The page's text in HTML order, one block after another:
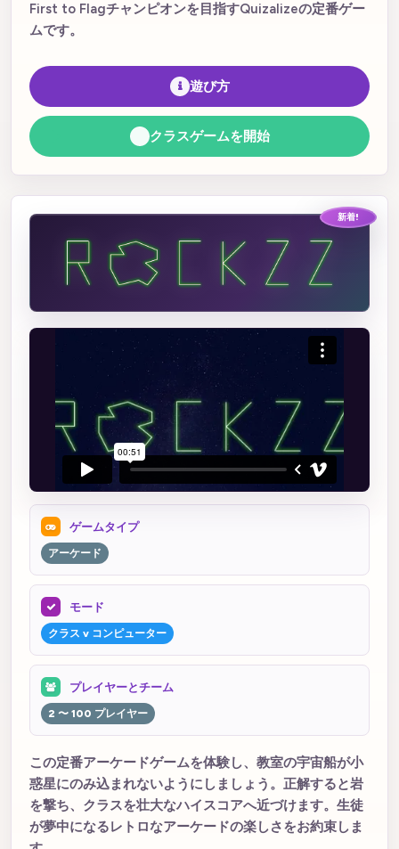
First to Flagチャンピオンを目指すQuizalizeの定番ゲー
ムです。
遊び方
クラスゲームを開始
新着!
ゲームタイプ
アーケード
モード
クラス v コンピューター
プレイヤーとチーム
2 〜 100 プレイヤー
この定番アーケードゲームを体験し、教室の宇宙船が小
惑星にのみ込まれないようにしましょう。正解すると岩
を撃ち、クラスを壮大なハイスコアへ近づけます。生徒
が夢中になるレトロなアーケードの楽しさをお約束しま